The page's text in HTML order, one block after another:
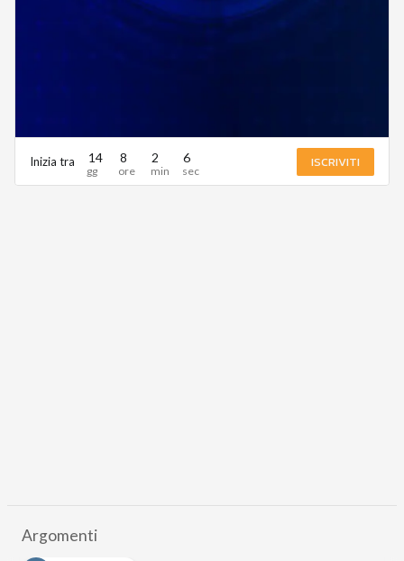
Inizia tra 14 8 2 6 ISCRIVITI
Argomenti